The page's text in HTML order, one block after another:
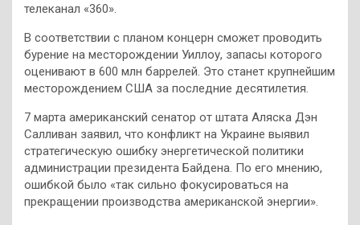
телеканал «360».
В соответствии с планом концерн сможет проводить
бурение на месторождении Уиллоу, запасы которого
оценивают в 600 млн баррелей. Это станет крупнейшим
месторождением США за последние десятилетия.
7 марта американский сенатор от штата Аляска Дэн
Салливан заявил, что конфликт на Украине выявил
стратегическую ошибку энергетической политики
администрации президента Байдена. По его мнению,
ошибкой было «так сильно фокусироваться на
прекращении производства американской энергии».